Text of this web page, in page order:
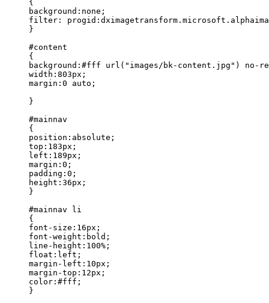
{
background:none;
filter:
}
#content
{
background:#fff url("images/bk-content.jpg") no-
width:803px;
margin:0 auto;
}
#mainnav
{
position:absolute;
top:183px;
left:189px;
margin:0;
padding:0;
height:36px;
}
#mainnav li
{
font-size:16px;
font-weight:bold;
line-height:100%;
float:left;
margin-left:10px;
margin-top:12px;
color:#fff;
}